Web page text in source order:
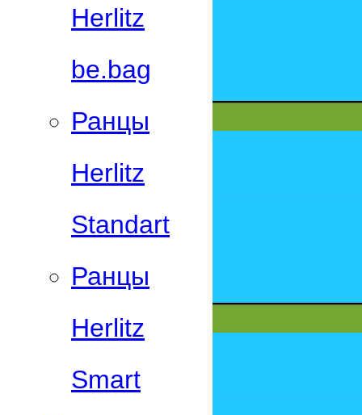
Herlitz
be.bag
Ранцы
Herlitz
Standart
Ранцы
Herlitz
Smart